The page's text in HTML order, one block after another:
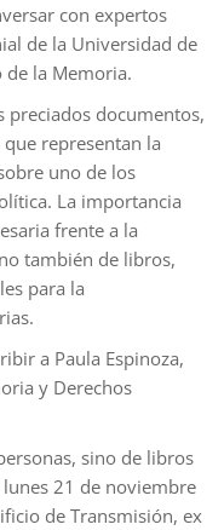
con expertos
de la Universidad de
de la Memoria.
preciados documentos,
representan la
uno de los
La importancia
frente a la
también de libros,
para la
a Paula Espinoza,
y Derechos
sino de libros
21 de noviembre
de Transmisión, ex